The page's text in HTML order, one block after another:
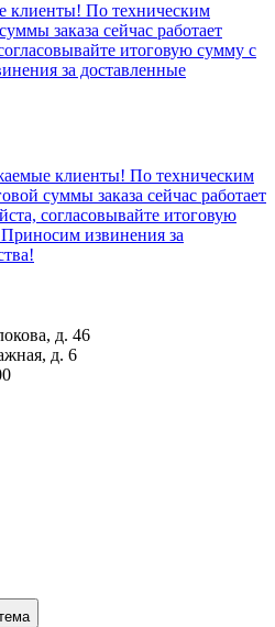
клиенты! По техническим
заказа сейчас работает
итоговую сумму с
за доставленные
клиенты! По техническим
суммы заказа сейчас работает
согласовывайте итоговую
извинения за
д. 46
д. 6